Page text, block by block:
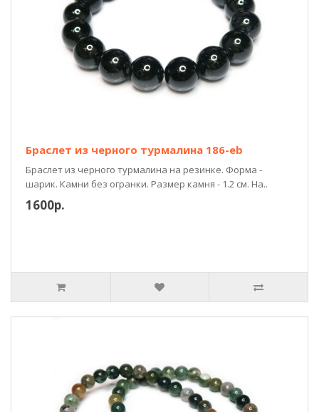
Браслет из черного турмалина 186-eb
Браслет из черного турмалина на резинке. Форма -
шарик. Камни без огранки. Размер камня - 1.2 см. На..
1600р.